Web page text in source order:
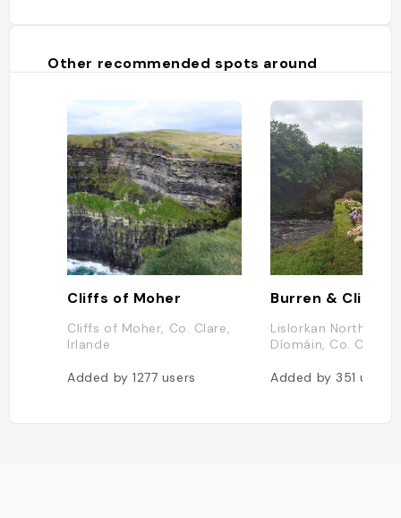
Other recommended spots around
Cliffs of Moher
Cliffs of Moher, Co. Clare,
Irlande
Added by1277 users
Lislorkan North, Inis
Díomáin, Co. Clare,
Added by 351users